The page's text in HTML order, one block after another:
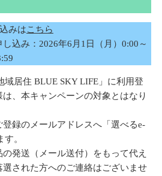
みはこちら
込み：2026年6月1日（月）0:00～
居住 BLUE SKY LIFE」に利用登
、本キャンペーンの対象とはなり
録のメールアドレスへ「選べるe-
。
発送（メール送付）をもって代え
された方へのご連絡はございませ